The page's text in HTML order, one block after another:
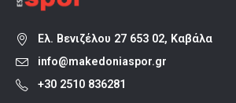
Ελ. Βενιζέλου 27 653 02, Καβάλα
info@makedoniaspor.gr
+30 2510 836281